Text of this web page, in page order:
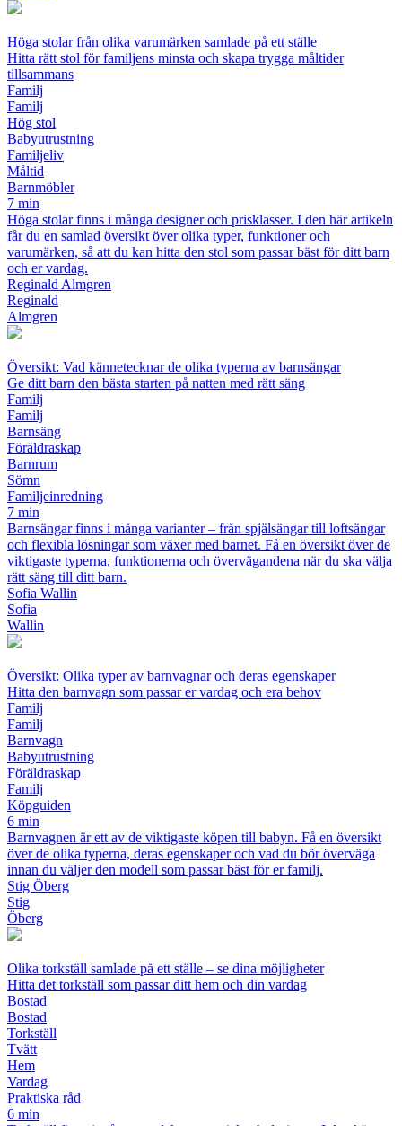
Höga stolar från olika varumärken samlade på ett ställe
Hitta rätt stol för familjens minsta och skapa trygga måltider
tillsammans
Familj
Familj
Hög stol
Babyutrustning
Familjeliv
Måltid
Barnmöbler
7 min
Höga stolar finns i många designer och prisklasser. I den här artikeln
får du en samlad översikt över olika typer, funktioner och
varumärken, så att du kan hitta den stol som passar bäst för ditt barn
och er vardag.
Reginald Almgren
Reginald
Almgren
Översikt: Vad kännetecknar de olika typerna av barnsängar
Ge ditt barn den bästa starten på natten med rätt säng
Familj
Familj
Barnsäng
Föräldraskap
Barnrum
Sömn
Familjeinredning
7 min
Barnsängar finns i många varianter – från spjälsängar till loftsängar
och flexibla lösningar som växer med barnet. Få en översikt över de
viktigaste typerna, funktionerna och övervägandena när du ska välja
rätt säng till ditt barn.
Sofia Wallin
Sofia
Wallin
Översikt: Olika typer av barnvagnar och deras egenskaper
Hitta den barnvagn som passar er vardag och era behov
Familj
Familj
Barnvagn
Babyutrustning
Föräldraskap
Familj
Köpguiden
6 min
Barnvagnen är ett av de viktigaste köpen till babyn. Få en översikt
över de olika typerna, deras egenskaper och vad du bör överväga
innan du väljer den modell som passar bäst för er familj.
Stig Öberg
Stig
Öberg
Olika torkställ samlade på ett ställe – se dina möjligheter
Hitta det torkställ som passar ditt hem och din vardag
Bostad
Bostad
Torkställ
Tvätt
Hem
Vardag
Praktiska råd
6 min